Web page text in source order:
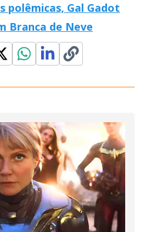
polêmicas, Gal Gadot
Branca de Neve